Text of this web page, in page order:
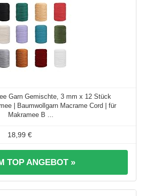
Garn Gemischte, 3 mm x 12 Stück
| Baumwollgarn Macrame Cord | für
Makramee B ...
18,99 €
TOP ANGEBOT »